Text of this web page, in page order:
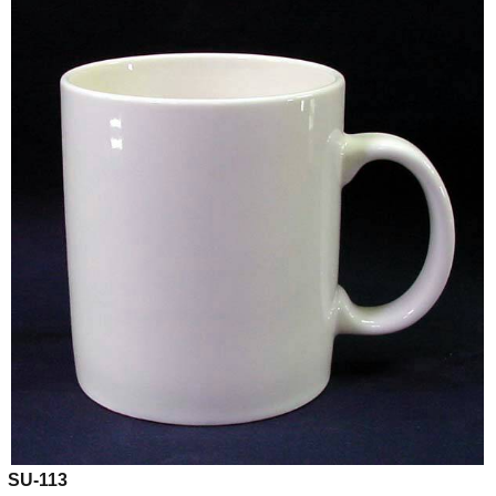
SU-113